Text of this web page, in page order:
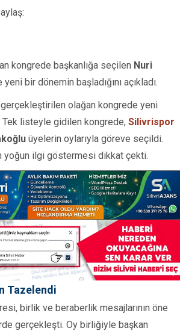
kongrede başkanlığa seçilen Nuri
bir dönemin başladığını açıkladı.
gerçekleştirilen olağan kongrede yeni
Tek listeyle gidilen kongrede, Silivrispor
üyelerin oylarıyla göreve seçildi.
yoğun ilgi göstermesi dikkat çekti.
Tazelendi
birlik ve beraberlik mesajlarının öne
gerçekleşti. Oy birliğiyle başkan